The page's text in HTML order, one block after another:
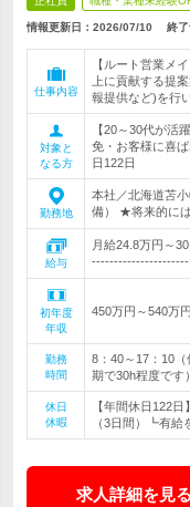
情報更新日：2026/07/10 終了
仕事内容
【ルート営業メ
上に貢献する提
報提供など)を行
対象と
なる方
【20～30代が活
免・お客様に喜
日122日
勤務地
本社／北海道苫
備） ★将来的に
給与
月給24.8万円～
----------------------
初年度
年収
450万円～540万円
勤務
時間
8：40～17：10
期で30h程度で
休日
休暇
【年間休日122
（3日間）┗有給
求人詳細を見る